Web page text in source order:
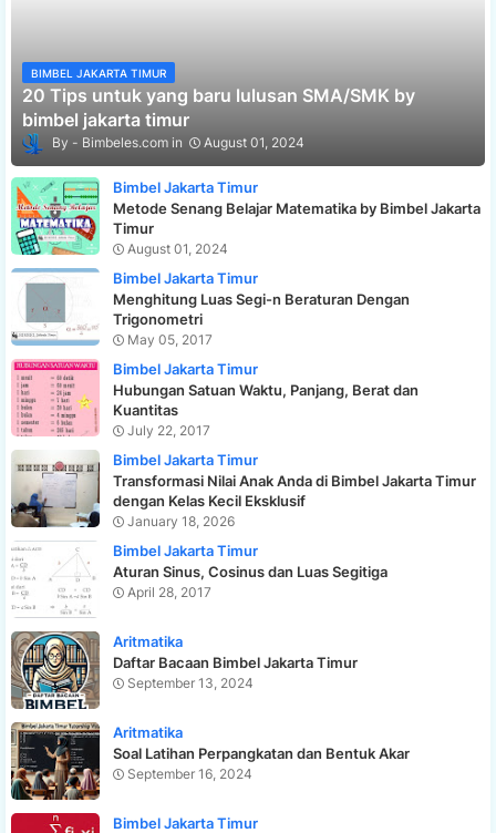
BIMBEL JAKARTA TIMUR
20 Tips untuk yang baru lulusan SMA/SMK by
bimbel jakarta timur
Bimbeles.com August 01, 2024
Bimbel Jakarta Timur
Metode Senang Belajar Matematika by Bimbel Jakarta
Timur
August 01, 2024
Bimbel Jakarta Timur
Menghitung Luas Segi-n Beraturan Dengan
Trigonometri
May 05, 2017
Bimbel Jakarta Timur
Hubungan Satuan Waktu, Panjang, Berat dan
Kuantitas
July 22, 2017
Bimbel Jakarta Timur
Transformasi Nilai Anak Anda di Bimbel Jakarta Timur
dengan Kelas Kecil Eksklusif
January 18, 2026
Bimbel Jakarta Timur
Aturan Sinus, Cosinus dan Luas Segitiga
April 28, 2017
Aritmatika
Daftar Bacaan Bimbel Jakarta Timur
September 13, 2024
Aritmatika
Soal Latihan Perpangkatan dan Bentuk Akar
September 16, 2024
Bimbel Jakarta Timur